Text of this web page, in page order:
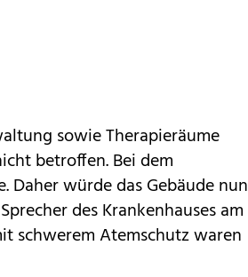
sowie Therapieräume
betroffen. Bei dem
Daher würde das Gebäude nun
des Krankenhauses am
schwerem Atemschutz waren